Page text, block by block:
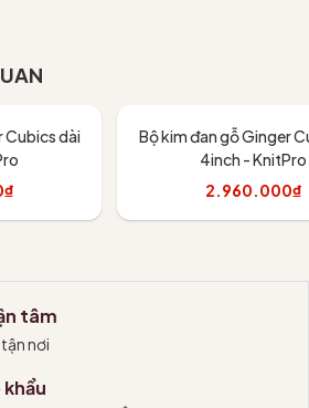
Cubics dài
Bộ kim đan gỗ Ginger
4inch - KnitPro
2.960.000₫
tâm
nơi
khẩu